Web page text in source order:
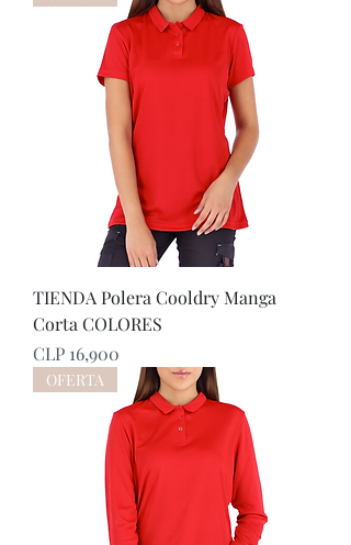
TIENDA Polera Cooldry Manga
Corta COLORES
Price
CLP 16,900
OFERTA